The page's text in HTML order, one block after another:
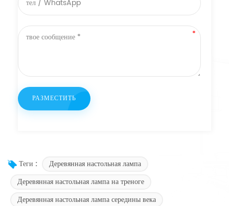
Теги :
Деревянная настольная лампа
Деревянная настольная лампа на треноге
Деревянная настольная лампа середины века